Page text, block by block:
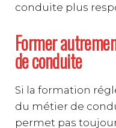
conduite plus
Former
de conduite
Si la formation
du métier de
permet pas